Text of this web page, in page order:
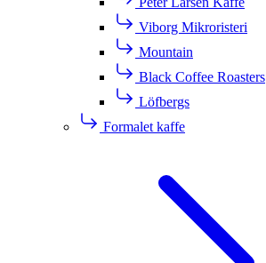
Viborg Mikroristeri
Mountain
Black Coffee Roasters
Löfbergs
Formalet kaffe